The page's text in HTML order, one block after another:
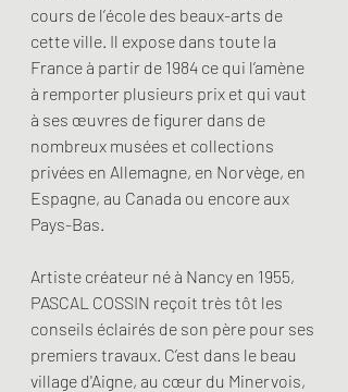
cours de l’école des beaux-arts de
cette ville. Il expose dans toute la
France à partir de 1984 ce qui l’amène
à remporter plusieurs prix et qui vaut
à ses œuvres de figurer dans de
nombreux musées et collections
privées en Allemagne, en Norvège, en
Espagne, au Canada ou encore aux
Pays-Bas.
Artiste créateur né à Nancy en 1955,
PASCAL COSSIN reçoit très tôt les
conseils éclairés de son père pour ses
premiers travaux. C’est dans le beau
village d'Aigne, au cœur du Minervois,